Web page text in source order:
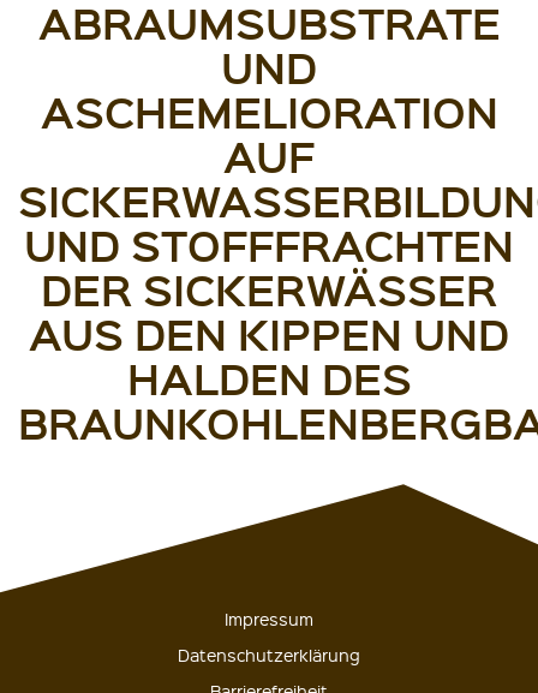
BRAUMSUBSTRATE U
ND A
SCHEMELIORATION A
UF S
ICKERWASSERBILDUNG
ND STOFFFRACHTEN D
ER SICKERWÄSSER A
US DEN KIPPEN UND H
ALDEN DES B
Impressum
Datenschutzerklärung